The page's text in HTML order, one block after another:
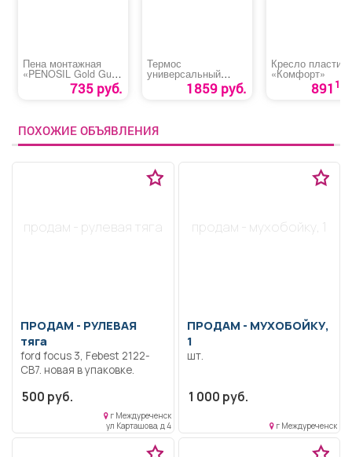
Пена монтажная
«PENOSIL Gold Gun
65 ПРОФ»735 руб.
Термос
универсальный
«Арктика»1859 руб.
Кресло
«Комфорт»
891 10
ПОХОЖИЕ ОБЪЯВЛЕНИЯ
продам - рулевая тяга
ПРОДАМ - РУЛЕВАЯ
тяга
ford focus 3, Febest 2122-
CB7. новая в упаковке.
500 руб.
г Междуреченск
ул Карташова, д 4
продам - мухобойку, 1
ПРОДАМ - МУХОБОЙКУ,
1
шт.
1 000 руб.
г Междуреченск